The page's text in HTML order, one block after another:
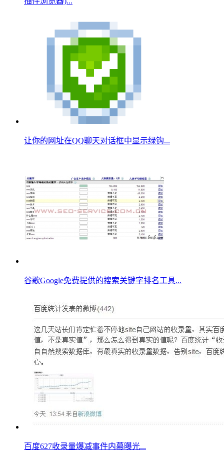
让你的网址在QQ聊天对话框中显示绿钩...
谷歌Google免费提供的搜索关键字排名工具...
百度627收录量爆减事件内幕曝光...